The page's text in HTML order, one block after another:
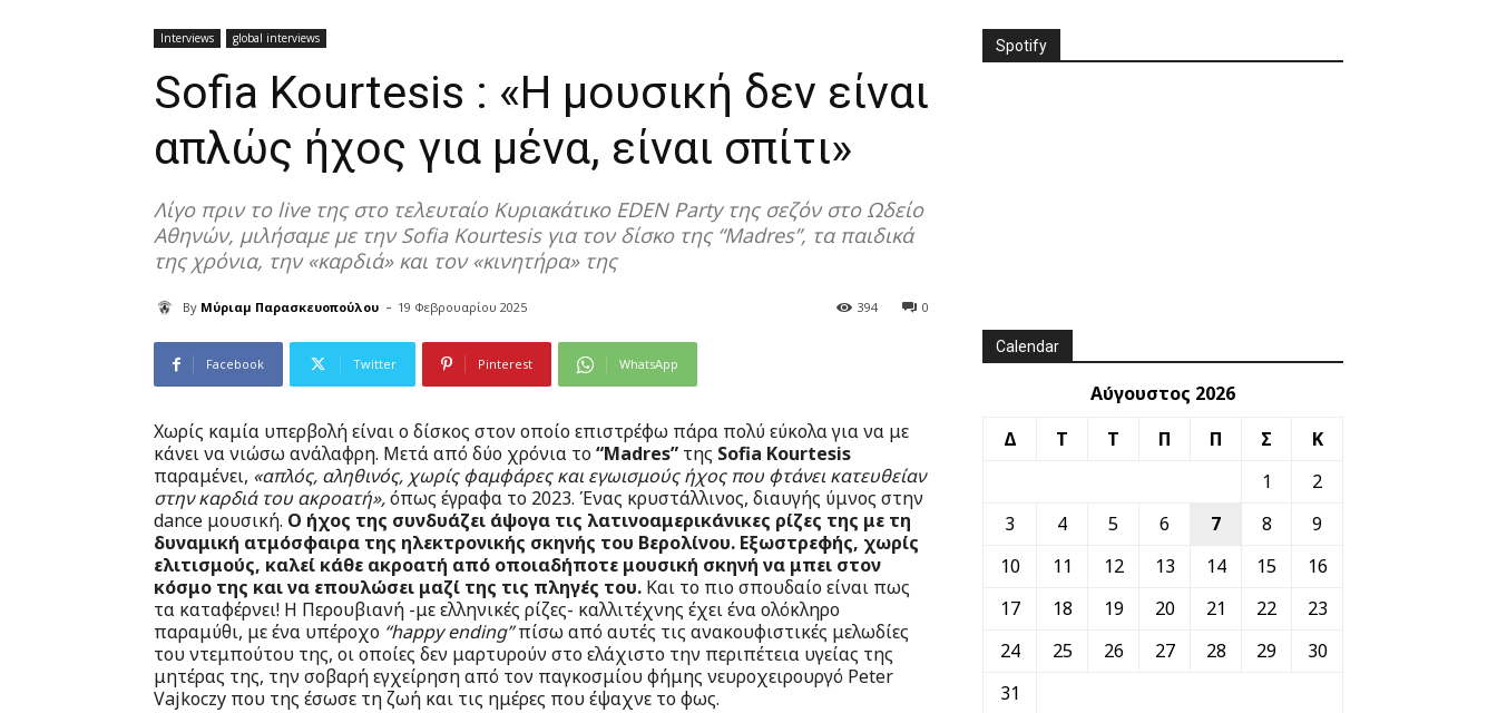
Interviews global interviews
Sofia Kourtesis : «Η μουσική δεν είναι
απλώς ήχος για μένα, είναι σπίτι»
Λίγο πριν το live της στο τελευταίο Κυριακάτικο EDEN Party της σεζόν στο Ωδείο
Αθηνών, μιλήσαμε με την Sofia Kourtesis για τον δίσκο της “Madres”, τα παιδικά
της χρόνια, την «καρδιά» και τον «κινητήρα» της
By Μύριαμ Παρασκευοπούλου - 19 Φεβρουαρίου 2025 0
394
Facebook Twitter Pinterest WhatsApp
Xωρίς καμία υπερβολή είναι ο δίσκος στον οποίο επιστρέφω πάρα πολύ εύκολα για να με
κάνει να νιώσω ανάλαφρη. Μετά από δύο χρόνια το“Madres” της Sofia Kourtesis
παραμένει, «απλός, αληθινός, χωρίς φαμφάρες και εγωισμούς ήχος που φτάνει κατευθείαν
στην καρδιά του ακροατή»,όπως έγραφα το 2023. Ένας κρυστάλλινος, διαυγής ύμνος στην
dance μουσική. Ο ήχος της συνδυάζει άψογα τις λατινοαμερικάνικες ρίζες της με τη
δυναμική ατμόσφαιρα της ηλεκτρονικής σκηνής του Βερολίνου. Εξωστρεφής, χωρίς
ελιτισμούς, καλεί κάθε ακροατή από οποιαδήποτε μουσική σκηνή να μπει στον
κόσμο της και να επουλώσει μαζί της τις πληγές του. Και το πιο σπουδαίο είναι πως
τα καταφέρνει! Η Περουβιανή -με ελληνικές ρίζες- καλλιτέχνης έχει ένα ολόκληρο
παραμύθι, με ένα υπέροχο “happy ending”πίσω από αυτές τις ανακουφιστικές μελωδίες
του ντεμπούτου της, οι οποίες δεν μαρτυρούν στο ελάχιστο την περιπέτεια υγείας της
μητέρας της, την σοβαρή εγχείρηση από τον παγκοσμίου φήμης νευροχειρουργό Peter
Vajkoczy που της έσωσε τη ζωή και τις ημέρες που έψαχνε το φως.
Spotify
Calendar
Αύγουστος 2026
Δ
Τ Τ Π Π Σ
Κ
1
2
3
4 5 6 7 8
9
10
11 12 13 14 15
16
17
18 19 20 21 22
23
24
25 26 27 28 29
30
31